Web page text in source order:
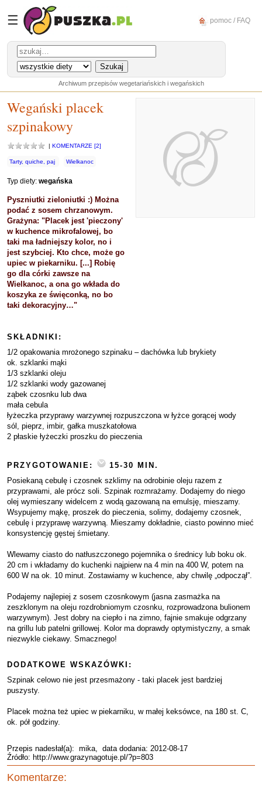
☰ pomoc / FAQ
Archiwum przepisów wegetariańskich i wegańskich
Wegański placek
szpinakowy
| KOMENTARZE [2]
Tarty, quiche, paj Wielkanoc
Typ diety: wegańska
Pyszniutki zieloniutki :) Można
podać z sosem chrzanowym.
Grażyna: "Placek jest 'pieczony'
w kuchence mikrofalowej, bo
taki ma ładniejszy kolor, no i
jest szybciej. Kto chce, może go
upiec w piekarniku. [...] Robię
go dla córki zawsze na
Wielkanoc, a ona go wkłada do
koszyka ze święconką, no bo
taki dekoracyjny…"
SKŁADNIKI:
1/2 opakowania mrożonego szpinaku – dachówka lub brykiety
ok. szklanki mąki
1/3 szklanki oleju
1/2 szklanki wody gazowanej
ząbek czosnku lub dwa
mała cebula
łyżeczka przyprawy warzywnej rozpuszczona w łyżce gorącej wody
sól, pieprz, imbir, gałka muszkatołowa
2 płaskie łyżeczki proszku do pieczenia
PRZYGOTOWANIE:
15-30 MIN.
Posiekaną cebulę i czosnek szklimy na odrobinie oleju razem z
przyprawami, ale prócz soli. Szpinak rozmrażamy. Dodajemy do niego
olej wymieszany widelcem z wodą gazowaną na emulsję, mieszamy.
Wsypujemy mąkę, proszek do pieczenia, solimy, dodajemy czosnek,
cebulę i przyprawę warzywną. Mieszamy dokładnie, ciasto powinno mieć
konsystencję gęstej śmietany.
Wlewamy ciasto do natłuszczonego pojemnika o średnicy lub boku ok.
20 cm i wkładamy do kuchenki najpierw na 4 min na 400 W, potem na
600 W na ok. 10 minut. Zostawiamy w kuchence, aby chwilę „odpoczął”.
Podajemy najlepiej z sosem czosnkowym (jasna zasmażka na
zeszklonym na oleju rozdrobniomym czosnku, rozprowadzona bulionem
warzywnym). Jest dobry na ciepło i na zimno, fajnie smakuje odgrzany
na grillu lub patelni grillowej. Kolor ma doprawdy optymistyczny, a smak
niezwykle ciekawy. Smacznego!
DODATKOWE WSKAZÓWKI:
Szpinak celowo nie jest przesmażony - taki placek jest bardziej
puszysty.
Placek można też upiec w piekarniku, w małej keksówce, na 180 st. C,
ok. pół godziny.
Przepis nadesłał(a): mika, data dodania: 2012-08-17
Źródło: http://www.grazynagotuje.pl/?p=803
Komentarze: